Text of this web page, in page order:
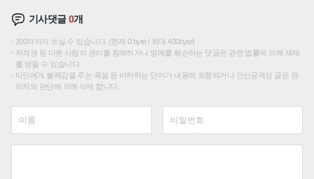
기사댓글0개
200자까지 쓰실 수 있습니다. (현재 0 byte / 최대 400byte)
저작권 등 다른 사람의 권리를 침해하거나 명예를 훼손하는 댓글은 관련 법률에 의해 제재
를 받을 수 있습니다.
타인에게 불쾌감을 주는 욕설 등 비하하는 단어가 내용에 포함되거나 인신공격성 글은 관
리자의 판단에 의해 삭제 합니다.